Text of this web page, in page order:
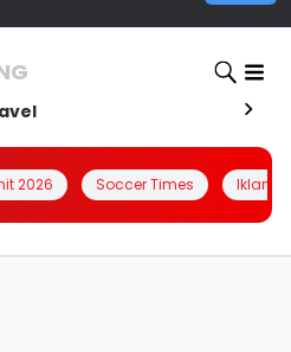
2026 Soccer Times Iklanin